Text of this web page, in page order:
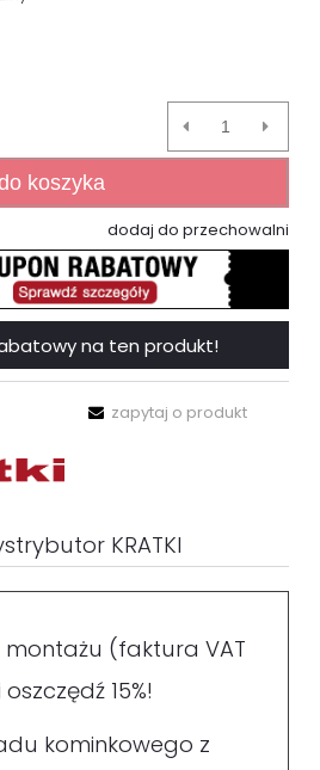
koszyka
dodaj do przechowalni
na ten produkt!
zapytaj o produkt
KRATKI
montażu (faktura VAT
oszczędź 15%!
kominkowego z